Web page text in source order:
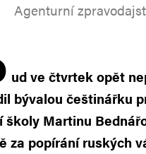
Agenturní
ud ve čtvrtek opět
bývalou češtinářku
školy Martinu
za popírání ruských